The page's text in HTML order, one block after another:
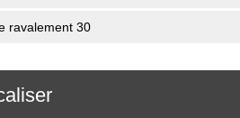
ravalement 30